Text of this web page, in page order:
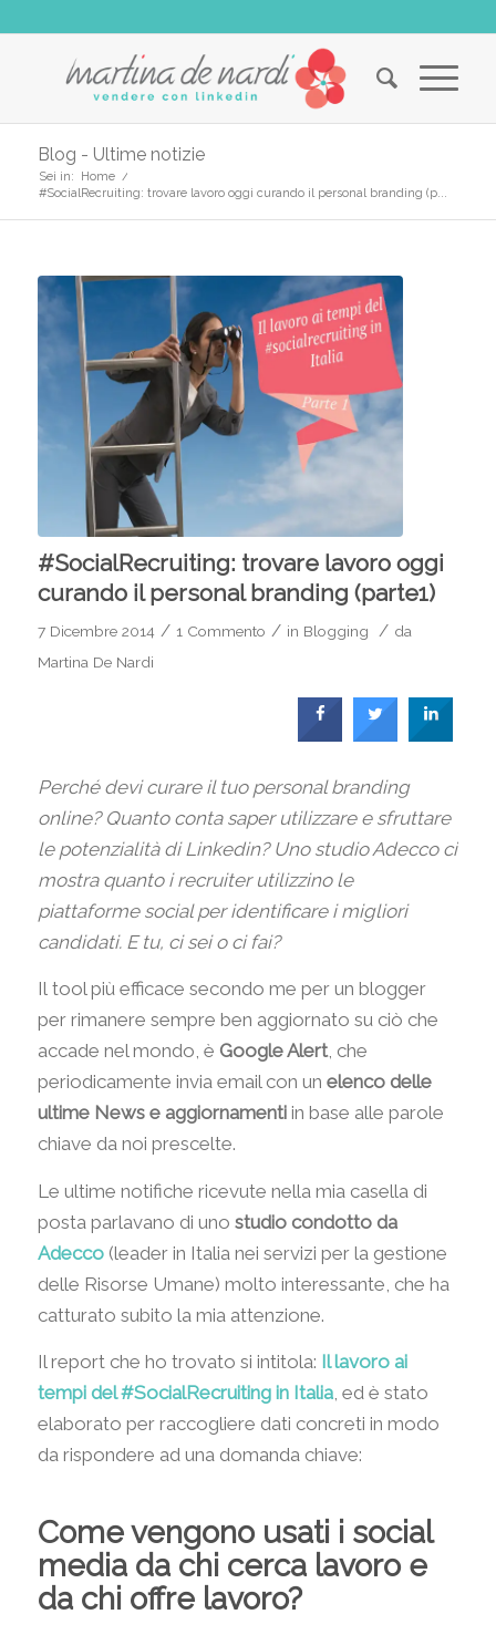
Blog - Ultime notizie
Sei in: Home /
#SocialRecruiting: trovare lavoro oggi curando il personal branding (p...
#SocialRecruiting: trovare lavoro oggi
curando il personal branding (parte1)
7 Dicembre 2014 / 1 Commento / in Blogging / da
Martina De Nardi
Perché devi curare il tuo personal branding
online? Quanto conta saper utilizzare e sfruttare
le potenzialità di Linkedin? Uno studio Adecco ci
mostra quanto i recruiter utilizzino le
piattaforme social per identificare i migliori
candidati. E tu, ci sei o ci fai?
Il tool più efficace secondo me per un blogger
per rimanere sempre ben aggiornato su ciò che
accade nel mondo, è Google Alert, che
periodicamente invia email con un elenco delle
ultime News e aggiornamentiin base alle parole
chiave da noi prescelte.
Le ultime notifiche ricevute nella mia casella di
posta parlavano di uno studio condotto da
Adecco(leader in Italia nei servizi per la gestione
delle Risorse Umane) molto interessante, che ha
catturato subito la mia attenzione.
Il report che ho trovato si intitola: Il lavoro ai
tempi del #SocialRecruiting in Italia, ed è stato
elaborato per raccogliere dati concreti in modo
da rispondere ad una domanda chiave:
Come vengono usati i social
media da chi cerca lavoro e
da chi offre lavoro?